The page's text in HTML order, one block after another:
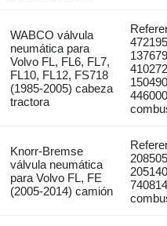
WABCO válvula
neumática para
Volvo FL, FL6, FL7,
FL10, FL12, FS718
(1985-2005) cabeza
tractora
Knorr-Bremse
válvula neumática
para Volvo FL, FE
(2005-2014) camión